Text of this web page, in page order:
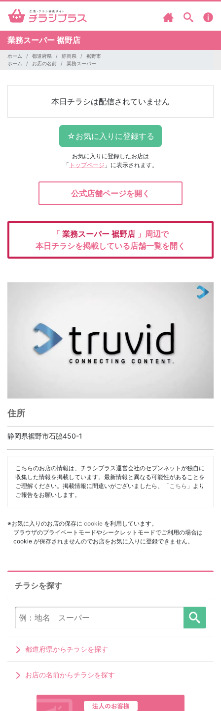
業務スーパー 裾野店
ホーム 都道府県 静岡県
裾野市
ホーム
お店の名前 業務スーパー
本日チラシは配信されていません
お気に入りに登録したお店は
「 トップページ 」に表示されます。
公式店舗ページを開く
「 業務スーパー 裾野店 」周辺で
本日チラシを掲載している店舗一覧を開く
住所
静岡県裾野市石脇450-1
こちらのお店の情報は、チラシプラス運営会社のセブンネットが独自に
収集した情報を掲載しています。最新情報と異なる可能性があることを
ご理解ください。掲載情報に間違いがございましたら、「 こちら 」より
ご報告をお願いします。
※お気に入りのお店の保存に cookie を利用しています。
ブラウザのプライベートモードやシークレットモードでご利用の場合は
cookie が保存されませんのでお店をお気に入りに登録できません。
チラシを探す
都道府県からチラシを探す
お店の名前からチラシを探す